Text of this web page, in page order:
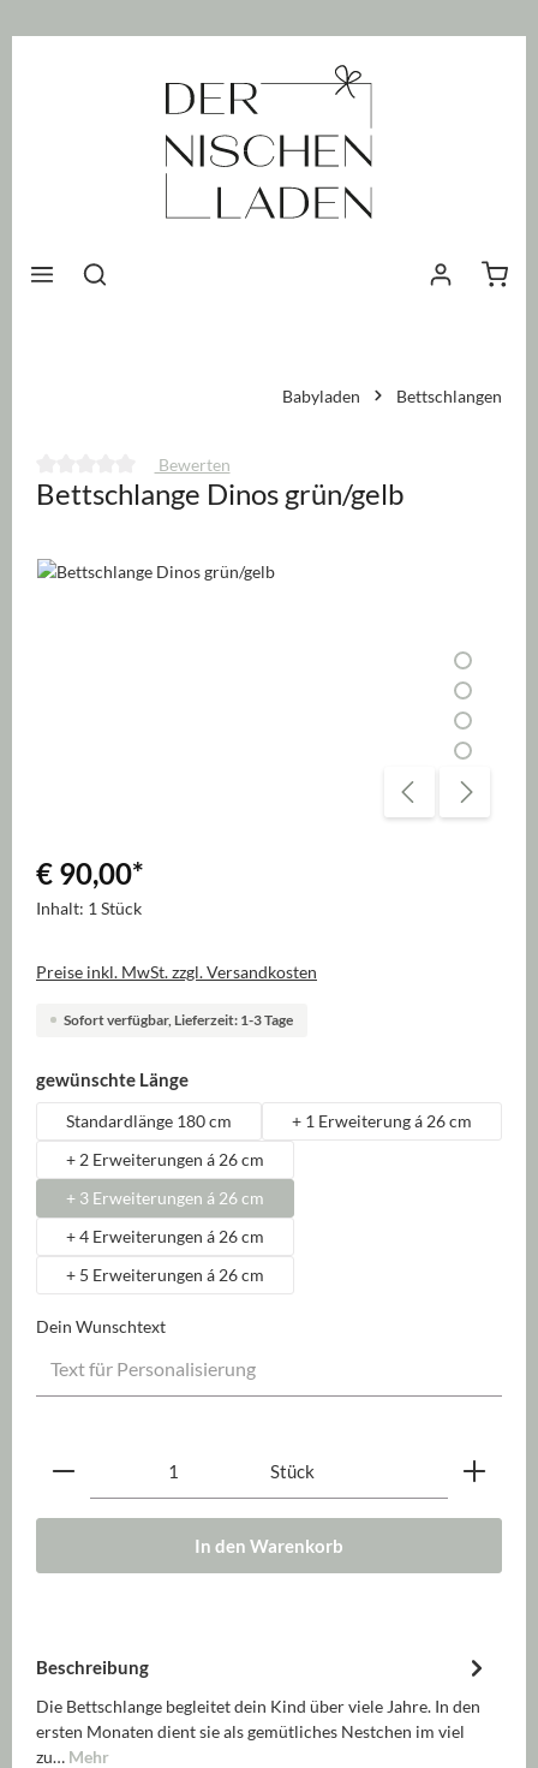
Babyladen Bettschlangen
Durchschnittliche Bewertung von 0 von 5 Sternen
Bewerten
Bettschlange Dinos grün/gelb
Bildergalerie überspringen
€ 90,00*
Inhalt: 1 Stück
Preise inkl. MwSt. zzgl. Versandkosten
Sofort verfügbar, Lieferzeit: 1-3 Tage
gewünschte Längeauswählen
Standardlänge 180 cm
+ 1 Erweiterung á 26 cm
+ 2 Erweiterungen á 26 cm
+ 3 Erweiterungen á 26 cm
+ 4 Erweiterungen á 26 cm
+ 5 Erweiterungen á 26 cm
Dein Wunschtext
Produkt Anzahl: Gib den gewünschten Wert ein
Stück
In den Warenkorb
Beschreibung
Die Bettschlange begleitet dein Kind über viele Jahre. In den
ersten Monaten dient sie als gemütliches Nestchen im viel
zu… Mehr